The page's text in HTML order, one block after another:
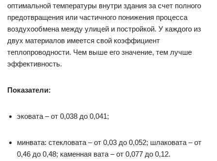
оптимальной температуры внутри здания за счет полного
предотвращения или частичного понижения процесса
воздухообмена между улицей и постройкой. У каждого из
двух материалов имеется свой коэффициент
теплопроводности. Чем выше его значение, тем лучше
эффективность.
Показатели:
эковата – от 0,038 до 0,041;
минвата: стекловата – от 0,03 до 0,052; шлаковата – от
0,46 до 0,48; каменная вата – от 0,077 до 0,12.